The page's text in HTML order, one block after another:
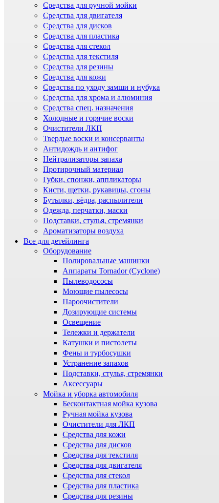
Средства для ручной мойки
Средства для двигателя
Средства для дисков
Средства для пластика
Средства для стекол
Средства для текстиля
Средства для резины
Средства для кожи
Средства по уходу замши и нубука
Средства для хрома и алюминия
Средства спец. назначения
Холодные и горячие воски
Очистители ЛКП
Твердые воски и консерванты
Антидождь и антифог
Нейтрализаторы запаха
Протирочный материал
Губки, спонжи, аппликаторы
Кисти, щетки, рукавицы, сгоны
Бутылки, вёдра, распылители
Одежда, перчатки, маски
Подставки, стулья, стремянки
Ароматизаторы воздуха
Все для детейлинга
Оборудование
Полировальные машинки
Аппараты Tornador (Cyclone)
Пылеводососы
Моющие пылесосы
Пароочистители
Дозирующие системы
Освещение
Тележки и держатели
Катушки и пистолеты
Фены и турбосушки
Устранение запахов
Подставки, стулья, стремянки
Аксессуары
Мойка и уборка автомобиля
Бесконтактная мойка кузова
Ручная мойка кузова
Очистители для ЛКП
Средства для кожи
Средства для дисков
Средства для текстиля
Средства для двигателя
Средства для стекол
Средства для пластика
Средства для резины